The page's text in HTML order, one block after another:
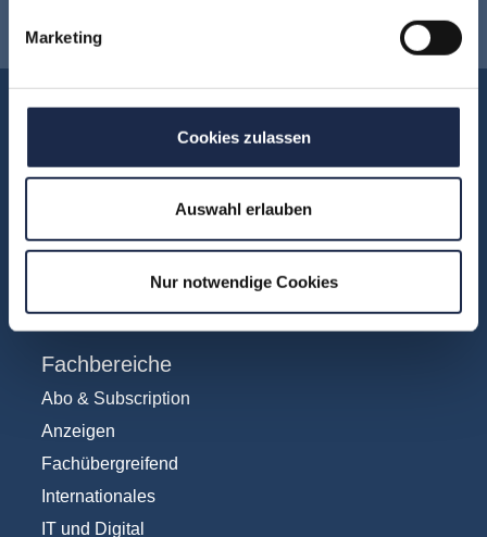
Marketing
Cookies zulassen
Auswahl erlauben
Nur notwendige Cookies
Akademie
FAQ
Teilnehmerstimmen
Fachbereiche
Abo & Subscription
Anzeigen
Fachübergreifend
Internationales
IT und Digital